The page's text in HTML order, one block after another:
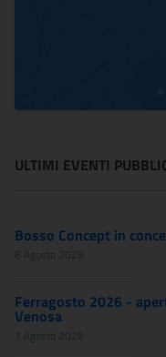
ULTIMI EVENTI
Bosso Concept in
8 Agosto 2026
Ferragosto 2026 -
Venosa
7 Agosto 2026